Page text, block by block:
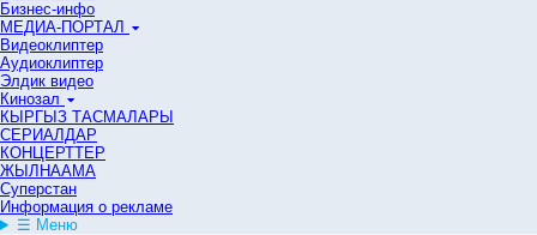
Бизнес-инфо
МЕДИА-ПОРТАЛ
Видеоклиптер
Аудиоклиптер
Элдик видео
Кинозал
КЫРГЫЗ ТАСМАЛАРЫ
СЕРИАЛДАР
КОНЦЕРТТЕР
ЖЫЛНААМА
Суперстан
Информация о рекламе
☰ Меню